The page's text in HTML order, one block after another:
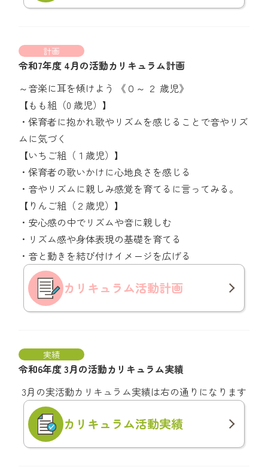
計画
令和7年度 4月の活動カリキュラム計画
～音楽に耳を傾けよう 《０～ ２ 歳児》
【もも組（0 歳児）】
・保育者に抱かれ歌やリズムを感じることで音やリズ
ムに気づく
【いちご組（１歳児）】
・保育者の歌いかけに心地良さを感じる
・音やリズムに親しみ感覚を育てるに言ってみる。
【りんご組（２歳児）】
・安心感の中でリズムや音に親しむ
・リズム感や身体表現の基礎を育てる
・音と動きを結び付けイメージを広げる
カリキュラム活動計画
実績
令和6年度 3月の活動カリキュラム実績
3月の実活動カリキュラム実績は右の通りになります
カリキュラム活動実績